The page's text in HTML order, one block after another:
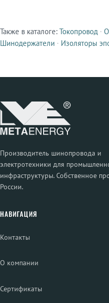
Смежные
Также в каталоге: Токопровод ·
Шинодержатели · Изоляторы
Производитель шинопровода и
электротехники для
инфраструктуры. Собственное
России.
НАВИГАЦИЯ
Контакты
О компании
Сертификаты